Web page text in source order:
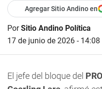
Agregar Sitio Andino en
PorSitio Andino Política
17 de junio de 2026 - 14:08
El jefe del bloque del PRO